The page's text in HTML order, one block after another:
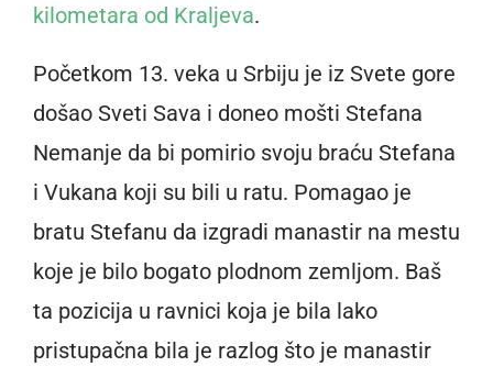
kilometara od Kraljeva.
Početkom 13. veka u Srbiju je iz Svete gore
došao Sveti Sava i doneo mošti Stefana
Nemanje da bi pomirio svoju braću Stefana
i Vukana koji su bili u ratu. Pomagao je
bratu Stefanu da izgradi manastir na mestu
koje je bilo bogato plodnom zemljom. Baš
ta pozicija u ravnici koja je bila lako
pristupačna bila je razlog što je manastir